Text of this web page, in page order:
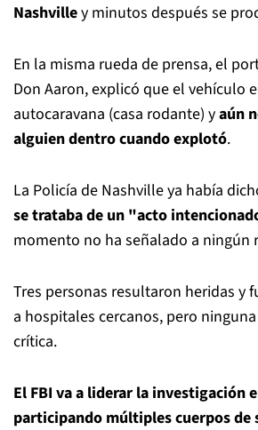
Nashvilley minutos después se
En la misma rueda de prensa, el
Don Aaron, explicó que el vehículo
autocaravana (casa rodante) yaún
alguien dentro cuando explotó.
La Policía de Nashville ya había
se trataba de un "acto
momento no ha señalado a ningún
Tres personas resultaron heridas y
a hospitales cercanos, pero
crítica.
El FBI va a liderar la investigación
participando múltiples cuerpos de